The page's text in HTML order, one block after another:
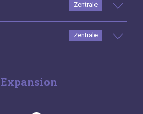
Zentrale
Zentrale
Expansion